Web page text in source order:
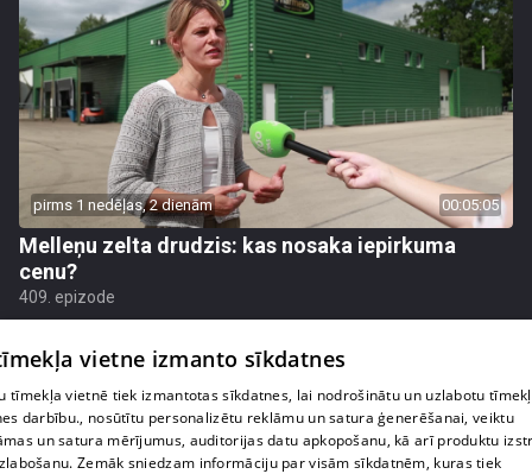
pirms 1 nedēļas, 2 dienām 00:05:05
Melleņu zelta drudzis: kas nosaka iepirkuma
cenu?
409. epizode
vietne izmanto sīkdatnes
tīmekļa vietnē tiek izmantotas sīkdatnes, lai nodrošinātu un uzlabotu
darbību., nosūtītu personalizētu reklāmu un satura ģenerēšanai, veiktu
un satura mērījumus, auditorijas datu apkopošanu, kā arī produktu
Zemāk sniedzam informāciju par visām sīkdatnēm, kuras tiek